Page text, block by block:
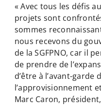
« Avec tous les défis
projets sont
sommes
nous recevons du
de la SGFPNO, car il
de prendre de
d’être à l’avant-garde
l’approvisionnement
Marc Caron,